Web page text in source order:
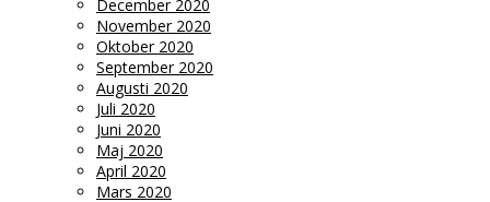
December 2020
November 2020
Oktober 2020
September 2020
Augusti 2020
Juli 2020
Juni 2020
Maj 2020
April 2020
Mars 2020